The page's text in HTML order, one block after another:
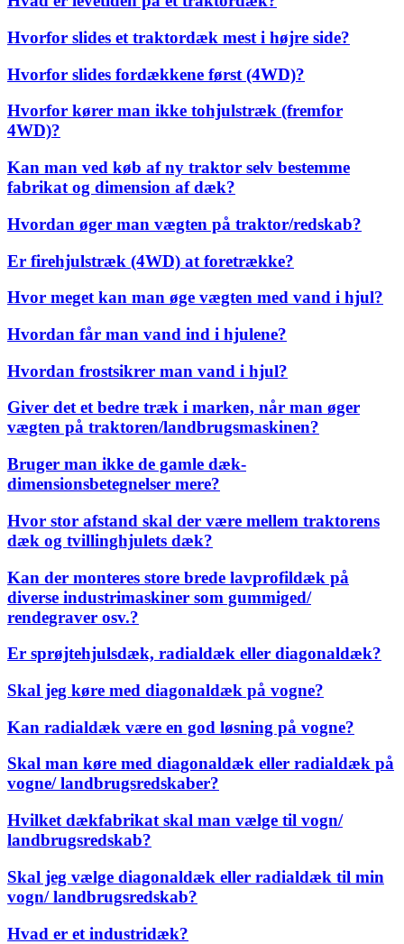
Hvorfor slides et traktordæk mest i højre side?
Hvorfor slides fordækkene først (4WD)?
Hvorfor kører man ikke tohjulstræk (fremfor
4WD)?
Kan man ved køb af ny traktor selv bestemme
fabrikat og dimension af dæk?
Hvordan øger man vægten på traktor/redskab?
Er firehjulstræk (4WD) at foretrække?
Hvor meget kan man øge vægten med vand i hjul?
Hvordan får man vand ind i hjulene?
Hvordan frostsikrer man vand i hjul?
Giver det et bedre træk i marken, når man øger
vægten på traktoren/landbrugsmaskinen?
Bruger man ikke de gamle dæk-
dimensionsbetegnelser mere?
Hvor stor afstand skal der være mellem traktorens
dæk og tvillinghjulets dæk?
Kan der monteres store brede lavprofildæk på
diverse industrimaskiner som gummiged/
rendegraver osv.?
Er sprøjtehjulsdæk, radialdæk eller diagonaldæk?
Skal jeg køre med diagonaldæk på vogne?
Kan radialdæk være en god løsning på vogne?
Skal man køre med diagonaldæk eller radialdæk på
vogne/ landbrugsredskaber?
Hvilket dækfabrikat skal man vælge til vogn/
landbrugsredskab?
Skal jeg vælge diagonaldæk eller radialdæk til min
vogn/ landbrugsredskab?
Hvad er et industridæk?